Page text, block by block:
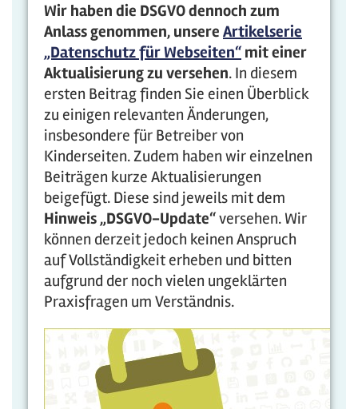
Wir haben die DSGVO dennoch zum
Anlass genommen, unsere Artikelserie
„Datenschutz für Webseiten“mit einer
Aktualisierung zu versehen. In diesem
ersten Beitrag finden Sie einen Überblick
zu einigen relevanten Änderungen,
insbesondere für Betreiber von
Kinderseiten. Zudem haben wir einzelnen
Beiträgen kurze Aktualisierungen
beigefügt. Diese sind jeweils mit dem
Hinweis „DSGVO-Update“versehen. Wir
können derzeit jedoch keinen Anspruch
auf Vollständigkeit erheben und bitten
aufgrund der noch vielen ungeklärten
Praxisfragen um Verständnis.